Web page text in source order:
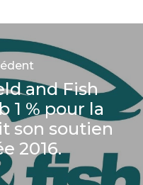
and Fish
1 % pour la
son soutien
2016.